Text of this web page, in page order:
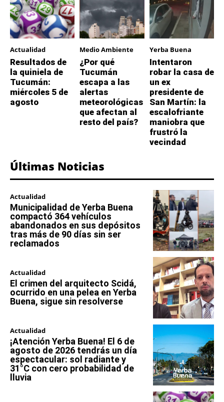
Actualidad
Resultados de
la quiniela de
Tucumán:
miércoles 5 de
agosto
Medio Ambiente
¿Por qué
Tucumán
escapa a las
alertas
meteorológicas
que afectan al
resto del país?
Yerba Buena
Intentaron
robar la casa de
un ex
presidente de
San Martín: la
escalofriante
maniobra que
frustró la
vecindad
Últimas Noticias
Actualidad
Municipalidad de Yerba Buena
compactó 364 vehículos
abandonados en sus depósitos
tras más de 90 días sin ser
reclamados
Actualidad
El crimen del arquitecto Scidá,
ocurrido en una pelea en Yerba
Buena, sigue sin resolverse
Actualidad
¡Atención Yerba Buena! El 6 de
agosto de 2026 tendrás un día
espectacular: sol radiante y
31°C con cero probabilidad de
lluvia